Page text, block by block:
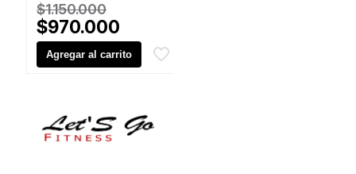
$1.150.000
precio
original
era:
$970.000
precio
actual
Agregar al carrito